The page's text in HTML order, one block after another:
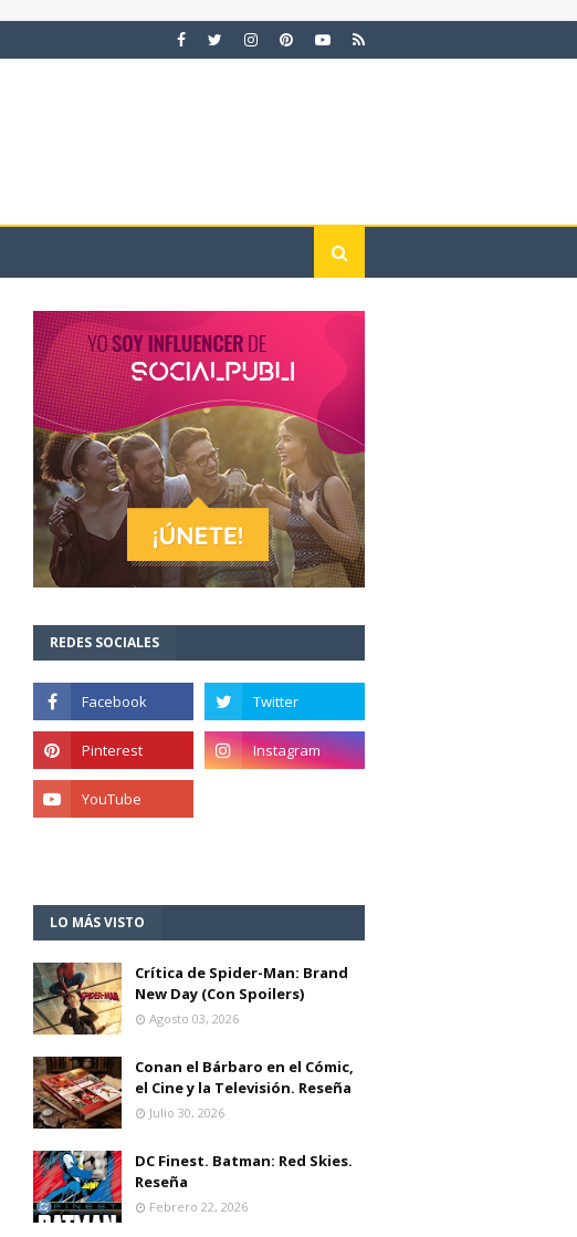
REDES SOCIALES
LO MÁS VISTO
Crítica de Spider-Man: Brand
New Day (Con Spoilers)
Agosto 03, 2026
Conan el Bárbaro en el Cómic,
el Cine y la Televisión. Reseña
Julio 30, 2026
DC Finest. Batman: Red Skies.
Reseña
Febrero 22, 2026